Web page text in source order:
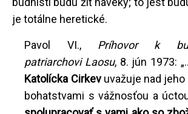
je totálne heretické.
Pavol VI., Príhovor k
patriarchovi Laosu, 8. jún 1973:
Katolícka Cirkevuvažuje nad
bohatstvami s vážnosťou a